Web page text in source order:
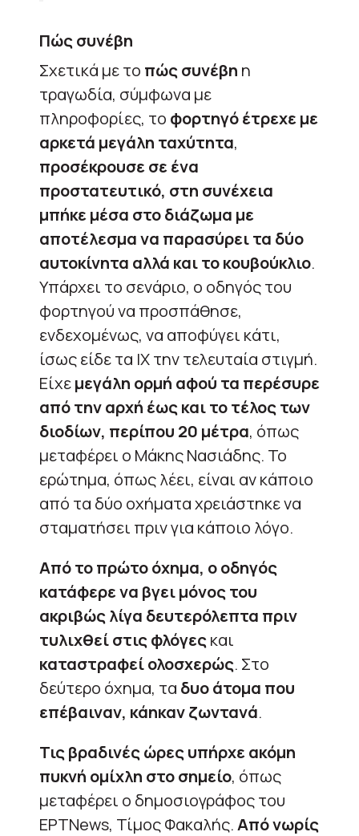
Πώς συνέβη
Σχετικά με το πώς συνέβη η
τραγωδία, σύμφωνα με
πληροφορίες, το φορτηγό έτρεχε με
αρκετά μεγάλη ταχύτητα,
προσέκρουσε σε ένα
προστατευτικό, στη συνέχεια
μπήκε μέσα στο διάζωμα με
αποτέλεσμα να παρασύρει τα δύο
αυτοκίνητα αλλά και το κουβούκλιο.
Υπάρχει το σενάριο, ο οδηγός του
φορτηγού να προσπάθησε,
ενδεχομένως, να αποφύγει κάτι,
ίσως είδε τα ΙΧ την τελευταία στιγμή.
Είχεμεγάλη ορμή αφού τα περέσυρε
από την αρχή έως και το τέλος των
διοδίων, περίπου 20 μέτρα, όπως
μεταφέρει ο Μάκης Νασιάδης. Το
ερώτημα, όπως λέει, είναι αν κάποιο
από τα δύο οχήματα χρειάστηκε να
σταματήσει πριν για κάποιο λόγο.
Από το πρώτο όχημα, ο οδηγός
κατάφερε να βγει μόνος του
ακριβώς λίγα δευτερόλεπτα πριν
τυλιχθεί στις φλόγεςκαι
καταστραφεί ολοσχερώς. Στο
δεύτερο όχημα, τα δυο άτομα που
επέβαιναν, κάηκαν ζωντανά.
Τις βραδινές ώρες υπήρχε ακόμη
πυκνή ομίχλη στο σημείο, όπως
μεταφέρει ο δημοσιογράφος του
ΕΡΤNews, Τίμος Φακαλής.Από νωρίς